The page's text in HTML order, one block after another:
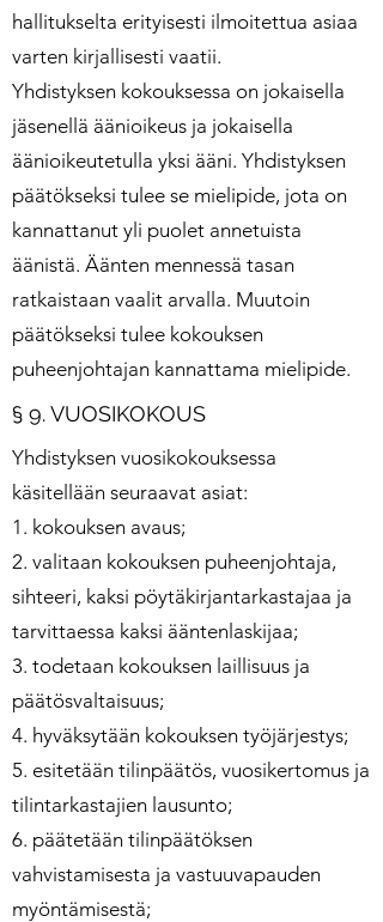
hallitukselta erityisesti ilmoitettua asiaa
varten kirjallisesti vaatii.
Yhdistyksen kokouksessa on jokaisella
jäsenellä äänioikeus ja jokaisella
äänioikeutetulla yksi ääni. Yhdistyksen
päätökseksi tulee se mielipide, jota on
kannattanut yli puolet annetuista
äänistä. Äänten mennessä tasan
ratkaistaan vaalit arvalla. Muutoin
päätökseksi tulee kokouksen
puheenjohtajan kannattama mielipide.
§ 9. VUOSIKOKOUS
Yhdistyksen vuosikokouksessa
käsitellään seuraavat asiat:
1. kokouksen avaus;
2. valitaan kokouksen puheenjohtaja,
sihteeri, kaksi pöytäkirjantarkastajaa ja
tarvittaessa kaksi ääntenlaskijaa;
3. todetaan kokouksen laillisuus ja
päätösvaltaisuus;
4. hyväksytään kokouksen työjärjestys;
5. esitetään tilinpäätös, vuosikertomus ja
tilintarkastajien lausunto;
6. päätetään tilinpäätöksen
vahvistamisesta ja vastuuvapauden
myöntämisestä;